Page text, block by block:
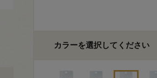
カラーを選択してください